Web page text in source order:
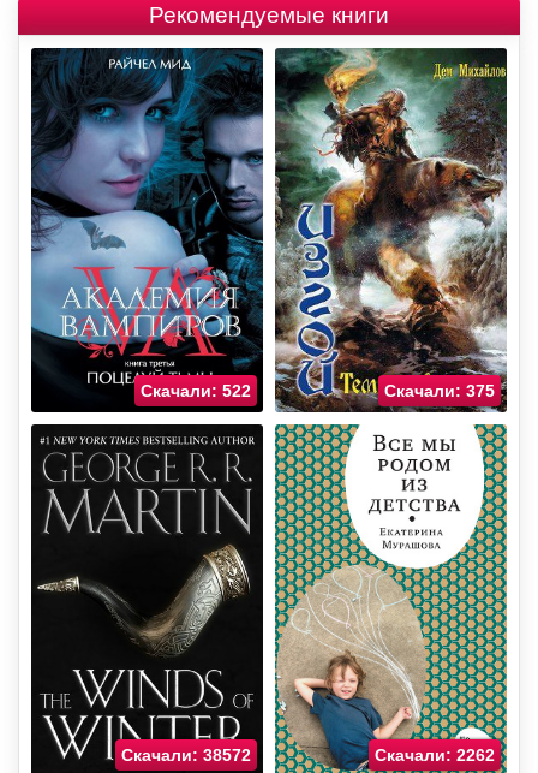
Рекомендуемые книги
Скачали: 522 Скачали: 375
Скачали: 38572 Скачали: 2262